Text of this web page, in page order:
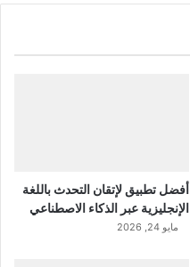
أفضل تطبيق لإتقان التحدث باللغة
الإنجليزية عبر الذكاء الاصطناعي
مايو 24, 2026